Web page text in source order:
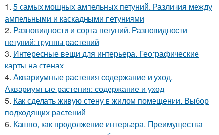
1. 5 самых мощных ампельных петуний. Различия между
ампельными и каскадными петуниями
2. Разновидности и сорта петуний. Разновидности
петуний: группы растений
3. Интересные вещи для интерьера. Географические
карты на стенах
4. Аквариумные растения содержание и уход.
Аквариумные растения: содержание и уход
5. Как сделать живую стену в жилом помещении. Выбор
подходящих растений
6. Кашпо, как продолжение интерьера. Преимущества